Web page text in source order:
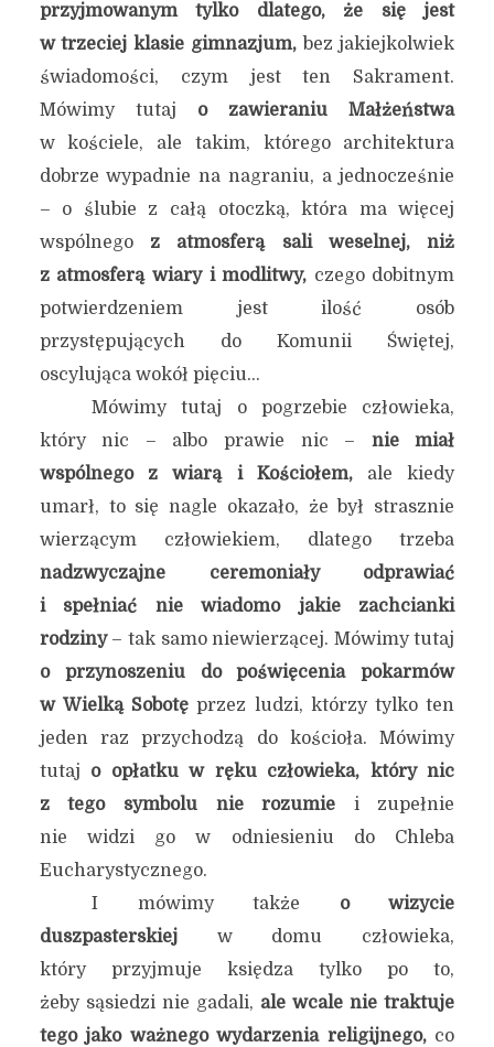
przyjmowanym tylko dlatego, że się jest
w trzeciej klasie gimnazjum,bez jakiejkolwiek
świadomości, czym jest ten Sakrament.
Mówimy tutaj o zawieraniu Małżeństwa
w kościele, ale takim, którego architektura
dobrze wypadnie na nagraniu, a jednocześnie
– o ślubie z całą otoczką, która ma więcej
wspólnego z atmosferą sali weselnej, niż
z atmosferą wiary i modlitwy, czego dobitnym
potwierdzeniem jest ilość osób
przystępujących do Komunii Świętej,
oscylująca wokół pięciu…
Mówimy tutaj o pogrzebie człowieka,
który nic – albo prawie nic – nie miał
wspólnego z wiarą i Kościołem,ale kiedy
umarł, to się nagle okazało, że był strasznie
wierzącym człowiekiem, dlatego trzeba
nadzwyczajne ceremoniały odprawiać
i spełniać nie wiadomo jakie zachcianki
rodziny– tak samo niewierzącej. Mówimy tutaj
o przynoszeniu do poświęcenia pokarmów
w Wielką Sobotę przez ludzi, którzy tylko ten
jeden raz przychodzą do kościoła. Mówimy
tutaj o opłatku w ręku człowieka, który nic
z tego symbolu nie rozumie i zupełnie
nie widzi go w odniesieniu do Chleba
Eucharystycznego.
I mówimy także o wizycie
duszpasterskiejw domu człowieka,
który przyjmuje księdza tylko po to,
żeby sąsiedzi nie gadali, ale wcale nie traktuje
tego jako ważnego wydarzenia religijnego,co